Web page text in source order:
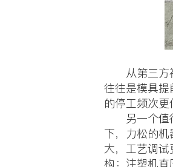
从第三方视
往往是模具
的停工频次
另一个值得
下，力松的
大，工艺调
构：注塑机